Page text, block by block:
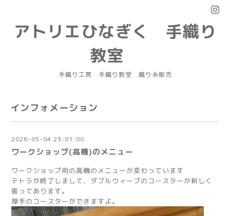
アトリエひなぎく 手織り
教室
手織り工房 手織り教室 織り糸販売
インフォメーション
2026-05-04 23:01:00
ワークショップ(高機)のメニュー
ワークショップ用の高機のメニューが変わっています
テトラが終了しまして、ダブルウィーブのコースターが新しく
張ってあります。
厚手のコースターができますよ。